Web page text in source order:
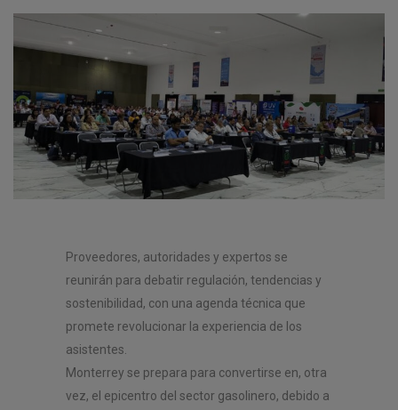
Proveedores, autoridades y expertos se
reunirán para debatir regulación, tendencias y
sostenibilidad, con una agenda técnica que
promete revolucionar la experiencia de los
asistentes.
Monterrey se prepara para convertirse en, otra
vez, el epicentro del sector gasolinero, debido a